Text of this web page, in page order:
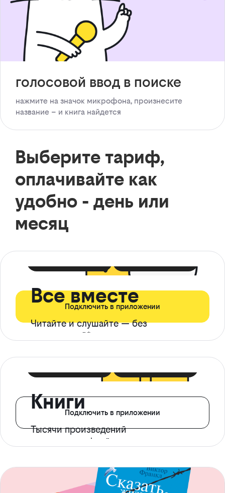
голосовой ввод в поиске
нажмите на значок микрофона, произнесите
название – и книга найдется
Выберите тариф,
оплачивайте как
удобно - день или
месяц
Все вместе
Читайте и слушайте — без
ограничений*
Подключить в приложении
Книги
Тысячи произведений
с доступом офлайн
Подключить в приложении